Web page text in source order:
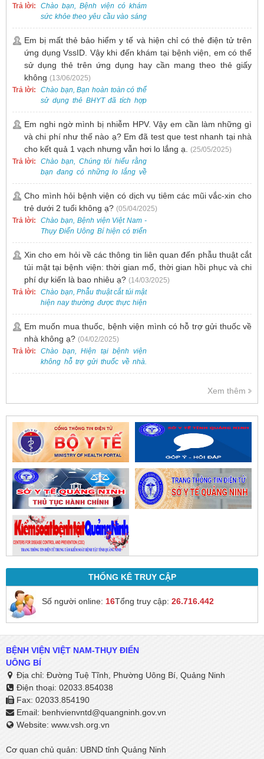
Trả lời:
Chào bạn, Bệnh viện có khám
sức khỏe theo yêu cầu vào sáng
thứ Bảy. Nếu bạn có nhu cầu, vui
lòng đặt lịch trước để được sắp
xếp thời gian phù hợp.
Em bị mất thẻ bảo hiểm y tế và hiện chỉ có thẻ điện tử trên
ứng dụng VssID. Vậy khi đến khám tại bệnh viện, em có thể
sử dụng thẻ trên ứng dụng hay cần mang theo thẻ giấy
không (13/06/2025)
Trả lời:
Chào bạn, Bạn hoàn toàn có thể
sử dụng thẻ BHYT đã tích hợp
trên ứng dụng VssID khi đến
khám và không cần mang theo
thẻ giấy.
Em nghi ngờ mình bị nhiễm HPV. Vậy em cần làm những gì
và chi phí như thế nào ạ? Em đã test que test nhanh tại nhà
cho kết quả 1 vạch nhưng vẫn hơi lo lắng ạ. (25/05/2025)
Trả lời:
Chào bạn, Chúng tôi hiểu rằng
bạn đang có những lo lắng về
nguy cơ nhiễm HPV. Tại Bệnh
viện Việt Nam - Thụy Điển Uông
Bí, chúng tôi cung cấp các dịch
vụ thăm khám và xét nghiệm
chuyên sâu để phát hiện sớm
HPV và tầm soát ung thư cổ tử
Cho mình hỏi bệnh viện có dịch vụ tiêm các mũi vắc-xin cho
trẻ dưới 2 tuổi không ạ? (05/04/2025)
Trả lời:
Chào bạn, Bệnh viện Việt Nam -
Thụy Điển Uông Bí hiện có triển
khai dịch vụ tiêm vắc-xin cho trẻ
dưới 2 tuổi.
Xin cho em hỏi về các thông tin liên quan đến phẫu thuật cắt
túi mật tại bệnh viện: thời gian mổ, thời gian hồi phục và chi
phí dự kiến là bao nhiêu ạ? (14/03/2025)
Trả lời:
Chào bạn, Phẫu thuật cắt túi mật
hiện nay thường được thực hiện
bằng phương pháp nội soi, đây
là một kỹ thuật ít xâm lấn, an toàn
và phổ biến.
Em muốn mua thuốc, bệnh viện mình có hỗ trợ gửi thuốc về
nhà không ạ? (04/02/2025)
Trả lời:
Chào bạn, Hiện tại bệnh viện
không hỗ trợ gửi thuốc về nhà.
Việc cấp phát thuốc tại bệnh viện
trực tiếp.
Xem thêm
THỐNG KÊ TRUY CẬP
Số người online: 16Tổng truy cập: 26.716.442
BỆNH VIỆN VIỆT NAM-THỤY ĐIỂN
UÔNG BÍ
Địa chỉ: Đường Tuệ Tĩnh, Phường Uông Bí, Quảng Ninh
Điện thoại: 02033.854038
Fax: 02033.854190
Email: benhvienvntd@quangninh.gov.vn​​​​​​​
Website: www.vsh.org.vn
Cơ quan chủ quản: UBND tỉnh Quảng Ninh